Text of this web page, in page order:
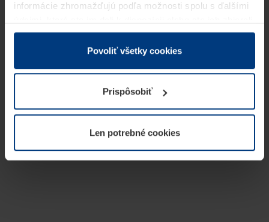
informácie zhromažďujú podľa možnosti spolu s ďalšími
v rámci Vášho využívania služieb.
Z právneho hľadiska môžeme cookies ukladať na Vašom
prevádzku tejto stránky. Pre všetky ostatné typy cookie
potrebujeme Vaše povolenie. Vaše povolenie môžete
kedykoľvek zmeniť alebo odvolať vo vysvetlení cookie
našej webovej stránky.
Povoliť všetky cookies
Prispôsobiť
Len potrebné cookies